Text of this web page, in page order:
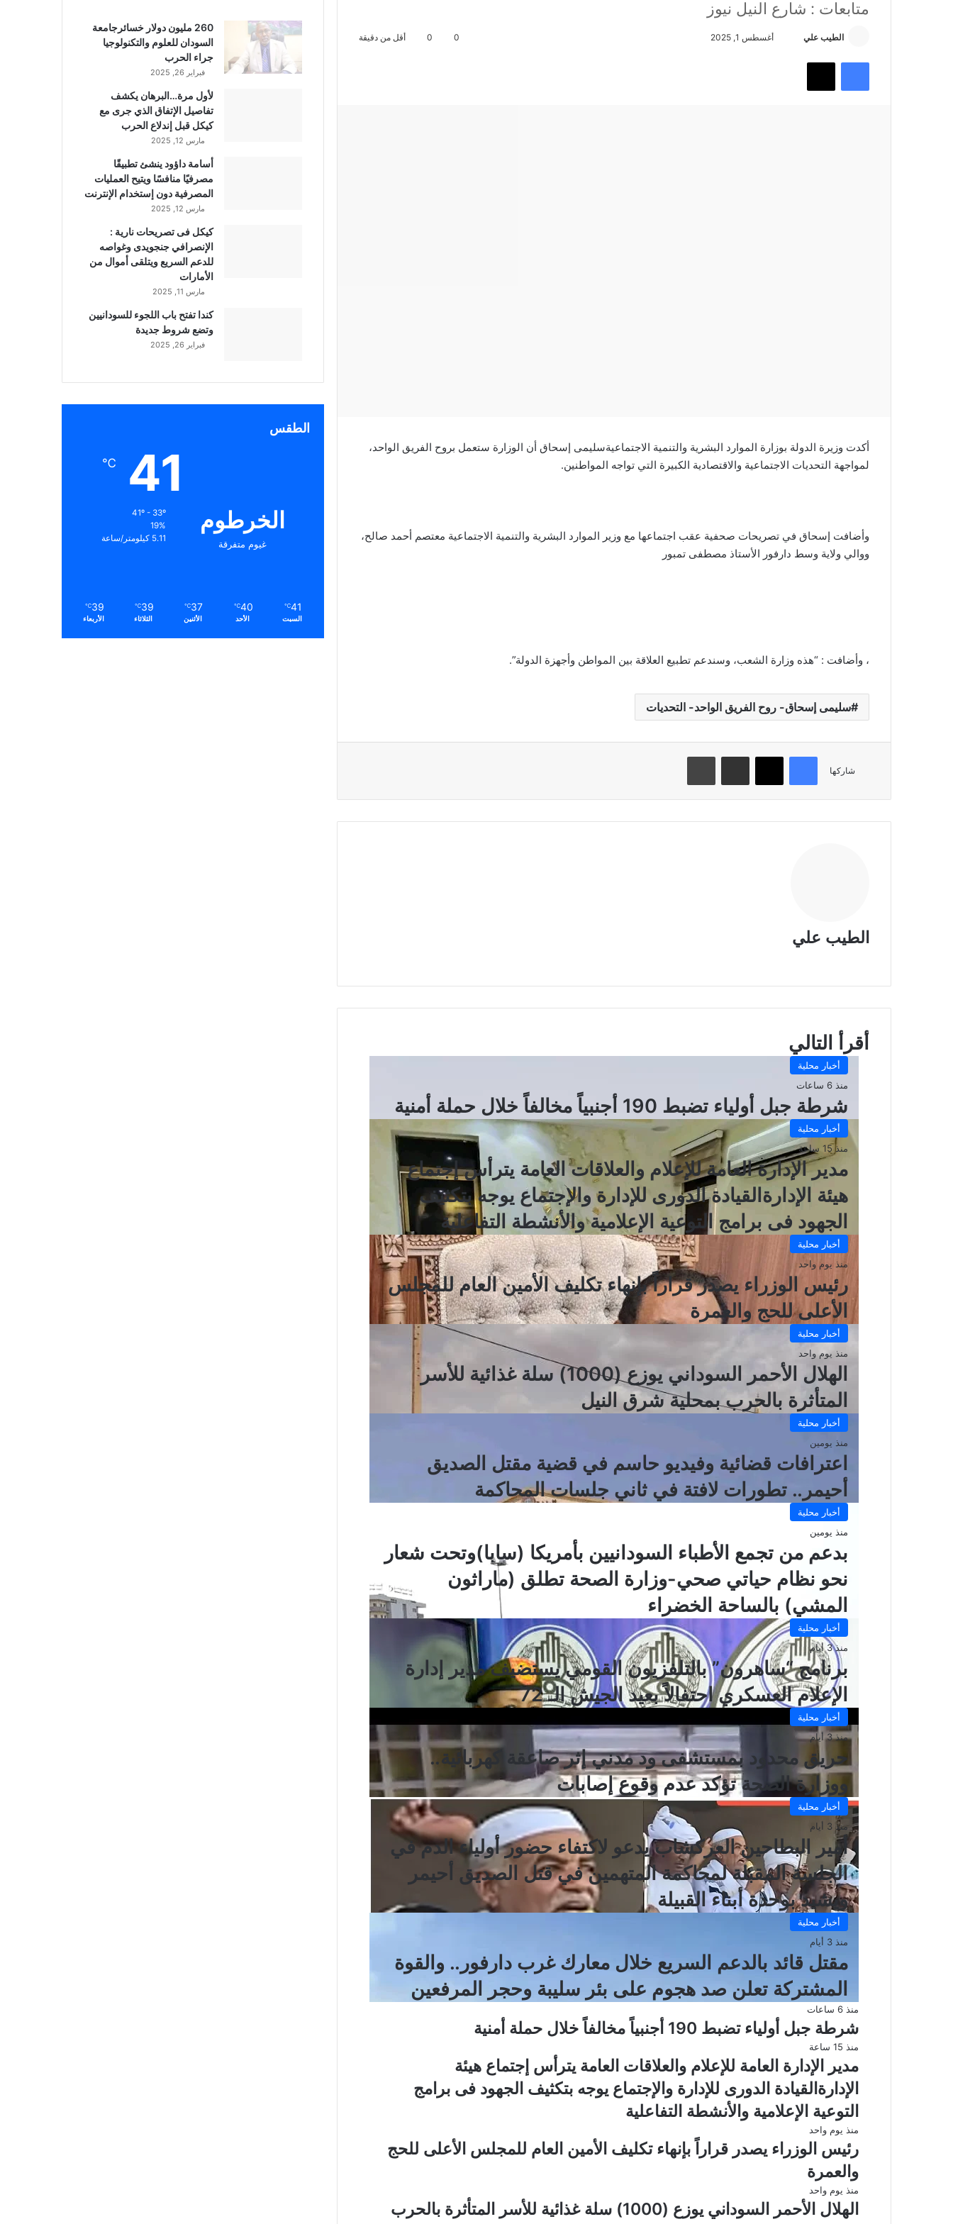
متابعات : شارع النيل نيوز
الطيب علي أغسطس 1, 2025 0
0 أقل من دقيقة
فيسبوك تويتر
أكدت وزيرة الدولة بوزارة الموارد البشرية والتنمية الاجتماعيةسليمى إسحاق أن الوزارة ستعمل بروح الفريق الواحد،
لمواجهة التحديات الاجتماعية والاقتصادية الكبيرة التي تواجه المواطنين.
وأضافت إسحاق في تصريحات صحفية عقب اجتماعها مع وزير الموارد البشرية والتنمية الاجتماعية معتصم أحمد صالح،
ووالي ولاية وسط دارفور الأستاذ مصطفى تمبور
، وأضافت : “هذه وزارة الشعب، وسندعم تطبيع العلاقة بين المواطن وأجهزة الدولة”.
سليمى إسحاق- روح الفريق الواحد- التحديات
شاركها
فيسبوك تويتر مشاركة عبر البريد طباعة
الطيب علي
أقرأ التالي
أخبار محلية
منذ 6 ساعات
شرطة جبل أولياء تضبط 190 أجنبياً مخالفاً خلال حملة أمنية
أخبار محلية
منذ 15 ساعة
مدير الإدارة العامة للإعلام والعلاقات العامة يترأس إجتماع
هيئة الإدارةالقيادة الدورى للإدارة والإجتماع يوجه بتكثيف
الجهود فى برامج التوعية الإعلامية والأنشطة التفاعلية
أخبار محلية
منذ يوم واحد
رئيس الوزراء يصدر قراراً بإنهاء تكليف الأمين العام للمجلس
الأعلى للحج والعمرة
أخبار محلية
منذ يوم واحد
الهلال الأحمر السوداني يوزع (1000) سلة غذائية للأسر
المتأثرة بالحرب بمحلية شرق النيل
أخبار محلية
منذ يومين
اعترافات قضائية وفيديو حاسم في قضية مقتل الصديق
أحيمر.. تطورات لافتة في ثاني جلسات المحاكمة
أخبار محلية
منذ يومين
بدعم من تجمع الأطباء السودانيين بأمريكا (سابا)وتحت شعار
نحو نظام حياتي صحي-وزارة الصحة تطلق (ماراثون
المشي) بالساحة الخضراء
أخبار محلية
منذ 3 أيام
برنامج “ساهرون” بالتلفزيون القومي يستضيف مدير إدارة
الإعلام العسكري احتفالاً بعيد الجيش الـ 72
أخبار محلية
منذ 3 أيام
حريق محدود بمستشفى ود مدني إثر صاعقة كهربائية..
ووزارة الصحة تؤكد عدم وقوع إصابات
أخبار محلية
منذ 3 أيام
أمير البطاحين العركشاب يدعو لاكتفاء حضور أولياء الدم في
الجلسة المقبلة لمحاكمة المتهمين في قتل الصديق أحيمر
ويشيد بوحدة أبناء القبيلة
أخبار محلية
منذ 3 أيام
مقتل قائد بالدعم السريع خلال معارك غرب دارفور.. والقوة
المشتركة تعلن صد هجوم على بئر سليبة وحجر المرفعين
منذ 6 ساعات
شرطة جبل أولياء تضبط 190 أجنبياً مخالفاً خلال حملة أمنية
منذ 15 ساعة
مدير الإدارة العامة للإعلام والعلاقات العامة يترأس إجتماع هيئة
الإدارةالقيادة الدورى للإدارة والإجتماع يوجه بتكثيف الجهود فى برامج
التوعية الإعلامية والأنشطة التفاعلية
منذ يوم واحد
رئيس الوزراء يصدر قراراً بإنهاء تكليف الأمين العام للمجلس الأعلى للحج
والعمرة
منذ يوم واحد
الهلال الأحمر السوداني يوزع (1000) سلة غذائية للأسر المتأثرة بالحرب
260 مليون دولار خسائرجامعة
السودان للعلوم والتكنولوجيا
جراء الحرب
فبراير 26, 2025
لأول مرة…البرهان يكشف
تفاصيل الإتفاق الذي جرى مع
كيكل قبل إندلاع الحرب
مارس 12, 2025
أسامة داؤود ينشئ تطبيقًا
مصرفيًا منافسًا ويتيح العمليات
المصرفية دون إستخدام الإنترنت
مارس 12, 2025
كيكل فى تصريحات نارية :
الإنصرافي جنجويدى وغواصه
للدعم السريع ويتلقى أموال من
الأمارات
مارس 11, 2025
كندا تفتح باب اللجوء للسودانيين
وتضع شروط جديدة
فبراير 26, 2025
الطقس
الخرطوم
غيوم متفرقة
41
℃
41º - 33º
19%
5.11 كيلومتر/ساعة
41
℃
السبت
40
℃
الأحد
37
℃
الأثنين
39
℃
الثلاثاء
39
℃
الأربعاء